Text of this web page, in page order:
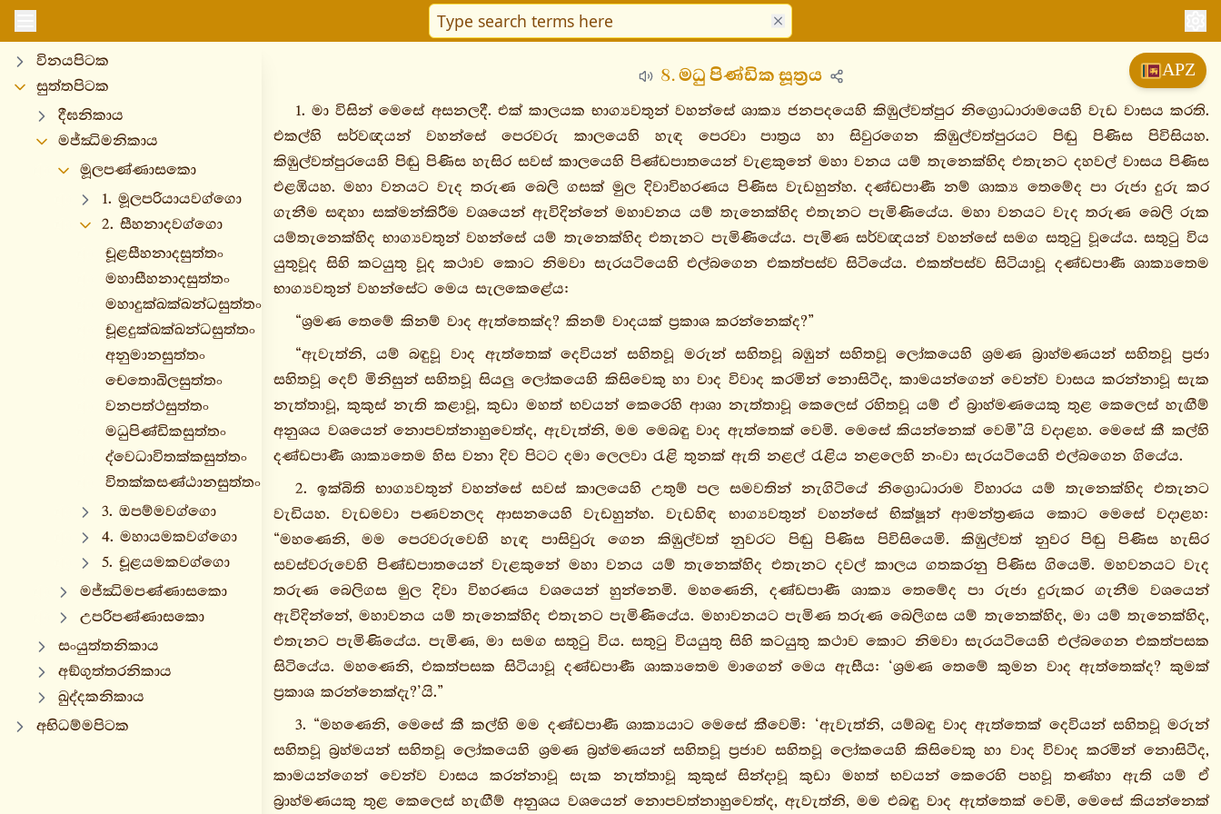
විනයපිටක
සුත්තපිටක
දීඝනිකාය
මජ්ඣිමනිකාය
මූලපණ්ණාසකො
1. මූලපරියායවග්ගො
2. සීහනාදවග්ගො
චූළසීහනාදසුත්තං
මහාසීහනාදසුත්තං
මහාදුක්ඛක්ඛන්ධසුත්තං
චූළදුක්ඛක්ඛන්ධසුත්තං
අනුමානසුත්තං
චෙතොඛිලසුත්තං
වනපත්ථසුත්තං
මධුපිණ්ඩිකසුත්තං
ද්වෙධාවිතක්කසුත්තං
විතක්කසණ්ඨානසුත්තං
3. ඔපම්මවග්ගො
4. මහායමකවග්ගො
5. චූළයමකවග්ගො
මජ්ඣිමපණ්ණාසකො
උපරිපණ්ණාසකො
සංයුත්තනිකාය
අඞ්ගුත්තරනිකාය
ඛුද්දකනිකාය
අභිධම්මපිටක
APZ
8. මධු පිණ්ඩික සූත්‍රය
1. මා විසින් මෙසේ අසනලදී. එක් කාලයක භාග්‍යවතුන් වහන්සේ ශාක්‍ය ජනපදයෙහි කිඹුල්වත්පුර නිග්‍රොධාරාමයෙහි වැඩ වාසය කරති.
එකල්හි සර්වඥයන් වහන්සේ පෙරවරු කාලයෙහි හැඳ පෙරවා පාත්‍රය හා සිවුරගෙන කිඹුල්වත්පුරයට පිඬු පිණිස පිවිසියහ.
කිඹුල්වත්පුරයෙහි පිඬු පිණිස හැසිර සවස් කාලයෙහි පිණ්ඩපාතයෙන් වැළකුනේ මහා වනය යම් තැනෙක්හිද එතැනට දහවල් වාසය පිණිස
එළඹියහ. මහා වනයට වැද තරුණ බෙලි ගසක් මුල දිවාවිහරණය පිණිස වැඩහුන්හ. දණ්ඩපාණී නම් ශාක්‍ය තෙමේද පා රුජා දුරු කර
ගැනීම සඳහා සක්මන්කිරීම වශයෙන් ඇවිදින්නේ මහාවනය යම් තැනෙක්හිද එතැනට පැමිණියේය. මහා වනයට වැද තරුණ බෙලි රුක
යම්තැනෙක්හිද භාග්‍යවතුන් වහන්සේ යම් තැනෙක්හිද එතැනට පැමිණියේය. පැමිණ සර්වඥයන් වහන්සේ සමග සතුටු වූයේය. සතුටු විය
යුතුවූද සිහි කටයුතු වූද කථාව කොට නිමවා සැරයටියෙහි එල්බගෙන එකත්පස්ව සිටියේය. එකත්පස්ව සිටියාවූ දණ්ඩපාණී ශාක්‍යතෙම
භාග්‍යවතුන් වහන්සේට මෙය සැලකෙළේය:
“ශ්‍රමණ තෙමේ කිනම් වාද ඇත්තෙක්ද? කිනම් වාදයක් ප්‍රකාශ කරන්නෙක්ද?”
“ඇවැත්නි, යම් බඳුවූ වාද ඇත්තෙක් දෙවියන් සහිතවූ මරුන් සහිතවූ බඹුන් සහිතවූ ලෝකයෙහි ශ්‍රමණ බ්‍රාහ්මණයන් සහිතවූ ප්‍රජා
සහිතවූ දෙව් මිනිසුන් සහිතවූ සියලු ලෝකයෙහි කිසිවෙකු හා වාද විවාද කරමින් නොසිටීද, කාමයන්ගෙන් වෙන්ව වාසය කරන්නාවූ සැක
නැත්තාවූ, කුකුස් නැති කළාවූ, කුඩා මහත් භවයන් කෙරෙහි ආශා නැත්තාවූ කෙලෙස් රහිතවූ යම් ඒ බ්‍රාහ්මණයෙකු තුළ කෙලෙස් හැඟීම්
අනුශය වශයෙන් නොපවත්නාහුවෙත්ද, ඇවැත්නි, මම මෙබඳු වාද ඇත්තෙක් වෙමි. මෙසේ කියන්නෙක් වෙමි”යි වදාළහ. මෙසේ කී කල්හි
දණ්ඩපාණී ශාක්‍යතෙම හිස වනා දිව පිටට දමා ලෙලවා රැළි තුනක් ඇති නළල් රැළිය නළලෙහි නංවා සැරයටියෙහි එල්බගෙන ගියේය.
2. ඉක්බිති භාග්‍යවතුන් වහන්සේ සවස් කාලයෙහි උතුම් පල සමවතින් නැගිටියේ නිග්‍රොධාරාම විහාරය යම් තැනෙක්හිද එතැනට
වැඩියහ. වැඩමවා පණවනලද ආසනයෙහි වැඩහුන්හ. වැඩහිඳ භාග්‍යවතුන් වහන්සේ භික්ෂූන් ආමන්ත්‍රණය කොට මෙසේ වදාළහ:
“මහණෙනි, මම පෙරවරුවෙහි හැඳ පාසිවුරු ගෙන කිඹුල්වත් නුවරට පිඬු පිණිස පිවිසියෙමි. කිඹුල්වත් නුවර පිඬු පිණිස හැසිර
සවස්වරුවෙහි පිණ්ඩපාතයෙන් වැළකුනේ මහා වනය යම් තැනෙක්හිද එතැනට දවල් කාලය ගතකරනු පිණිස ගියෙමි. මහවනයට වැද
තරුණ බෙලිගස මුල දිවා විහරණය වශයෙන් හුන්නෙමි. මහණෙනි, දණ්ඩපාණී ශාක්‍ය තෙමේද පා රුජා දුරුකර ගැනීම වශයෙන්
ඇවිදින්නේ, මහාවනය යම් තැනෙක්හිද එතැනට පැමිණියේය. මහාවනයට පැමිණ තරුණ බෙලිගස යම් තැනෙක්හිද, මා යම් තැනෙක්හිද,
එතැනට පැමිණියේය. පැමිණ, මා සමග සතුටු විය. සතුටු වියයුතු සිහි කටයුතු කථාව කොට නිමවා සැරයටියෙහි එල්බගෙන එකත්පසක
සිටියේය. මහණෙනි, එකත්පසක සිටියාවූ දණ්ඩපාණී ශාක්‍යතෙම මාගෙන් මෙය ඇසීය: ‘ශ්‍රමණ තෙමේ කුමන වාද ඇත්තෙක්ද? කුමක්
ප්‍රකාශ කරන්නෙක්දැ?’යි.”
3. “මහණෙනි, මෙසේ කී කල්හි මම දණ්ඩපාණී ශාක්‍යයාට මෙසේ කීවෙමි: ‘ඇවැත්නි, යම්බඳු වාද ඇත්තෙක් දෙවියන් සහිතවූ මරුන්
සහිතවූ බ්‍රහ්මයන් සහිතවූ ලෝකයෙහි ශ්‍රමණ බ්‍රහ්මණයන් සහිතවූ ප්‍රජාව සහිතවූ ලෝකයෙහි කිසිවෙකු හා වාද විවාද කරමින් නොසිටීද,
කාමයන්ගෙන් වෙන්ව වාසය කරන්නාවූ සැක නැත්තාවූ කුකුස් සින්දාවූ කුඩා මහත් භවයන් කෙරෙහි පහවූ තණ්හා ඇති යම් ඒ
බ්‍රාහ්මණයකු තුළ කෙලෙස් හැඟීම් අනුශය වශයෙන් නොපවත්නාහුවෙත්ද, ඇවැත්නි, මම එබඳු වාද ඇත්තෙක් වෙමි, මෙසේ කියන්නෙක්